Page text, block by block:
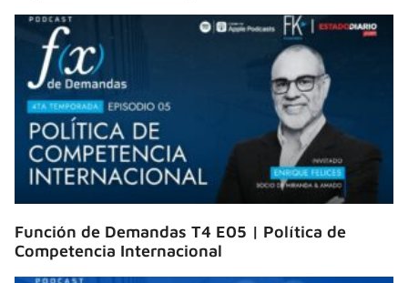
Función de Demandas T4 E05 | Política de
Competencia Internacional